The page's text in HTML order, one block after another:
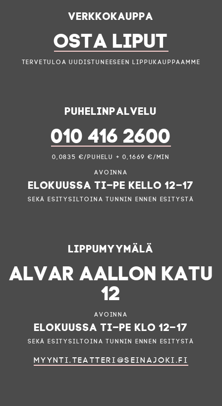
Verkkokauppa
OSTA LIPUT
Tervetuloa uudistuneeseen lippukauppaamme
Puhelinpalvelu
010 416 2600
0,0835 €/puhelu + 0,1669 €/min
Avoinna
elokuussa ti–pe kello 12–17
sekä esitysiltoina tunnin ennen esitystä
Lippumyymälä
ALVAR AALLON KATU
12
Avoinna
elokuussa ti–pe klo 12–17
sekä esitysiltoina tunnin ennen esitystä
myynti.teatteri@seinajoki.fi